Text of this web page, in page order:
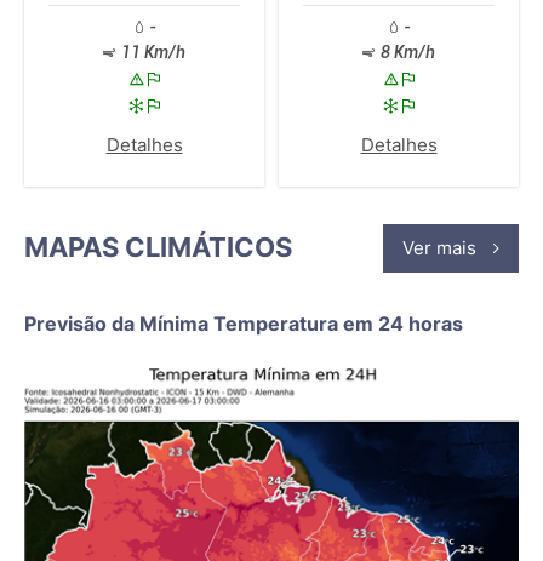
-
11 Km/h
Detalhes
-
8 Km/h
Detalhes
MAPAS CLIMÁTICOS Ver mais
Previsão da Mínima Temperatura em 24 horas